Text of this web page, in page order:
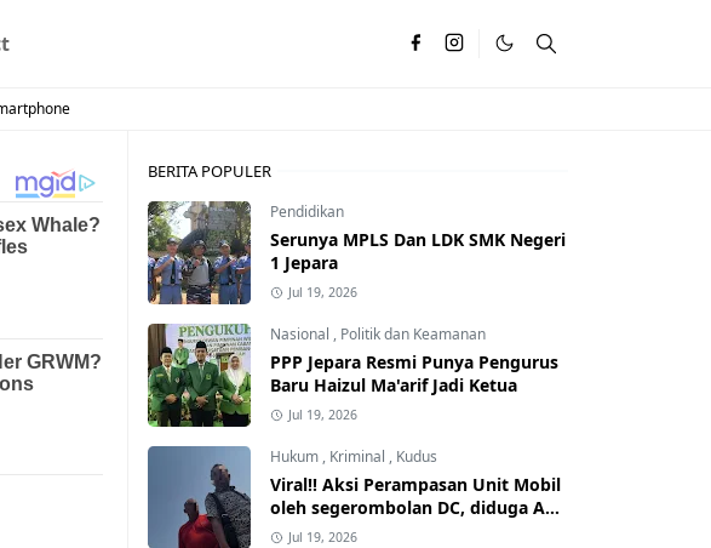
BERITA POPULER
Pendidikan
Serunya MPLS Dan LDK SMK Negeri
1 Jepara
Jul 19, 2026
Nasional , Politik dan Keamanan
PPP Jepara Resmi Punya Pengurus
Baru Haizul Ma'arif Jadi Ketua
Jul 19, 2026
Hukum , Kriminal , Kudus
Viral!! Aksi Perampasan Unit Mobil
oleh segerombolan DC, diduga Ada
Dalangnya
Jul 19, 2026